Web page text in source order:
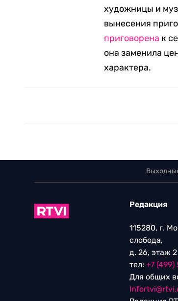
художницы и
вынесения
приговорена к
она заменила
характера.
Редакция
115280, г.
слобода,
д. 26, этаж 2
тел: +7
Для общих